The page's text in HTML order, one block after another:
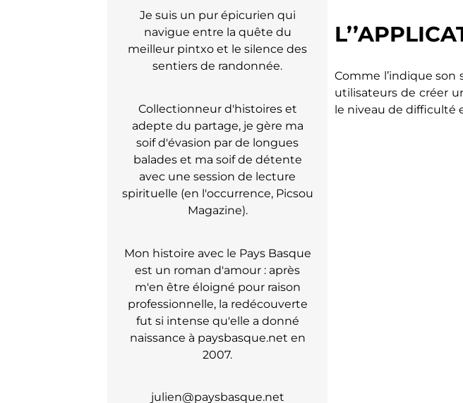
Je suis un pur épicurien qui
navigue entre la quête du
meilleur pintxo et le silence des
sentiers de randonnée.
Collectionneur d'histoires et
adepte du partage, je gère ma
soif d'évasion par de longues
balades et ma soif de détente
avec une session de lecture
spirituelle (en l'occurrence, Picsou
Magazine).
Mon histoire avec le Pays Basque
est un roman d'amour : après
m'en être éloigné pour raison
professionnelle, la redécouverte
fut si intense qu'elle a donné
naissance à paysbasque.net en
2007.
julien@paysbasque.net
Comme l’indique son
utilisateurs de créer
le niveau de difficulté